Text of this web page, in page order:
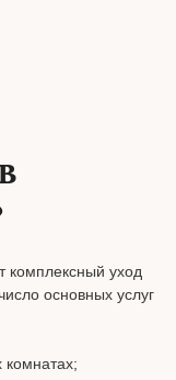
комплексный уход
основных услуг